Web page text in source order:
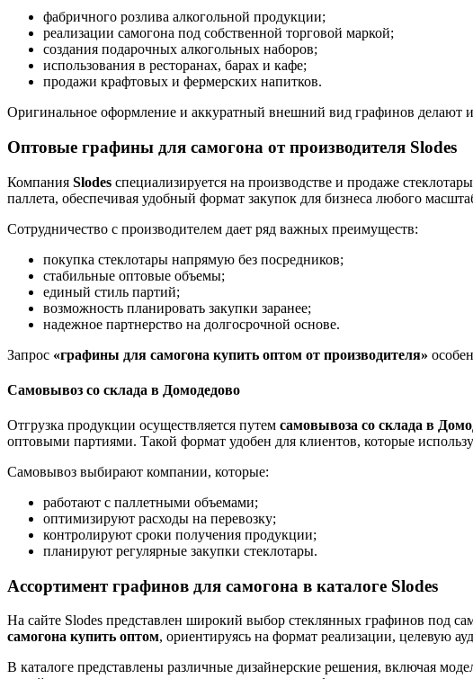
фабричного розлива алкогольной продукции;
реализации самогона под собственной торговой маркой;
создания подарочных алкогольных наборов;
использования в ресторанах, барах и кафе;
продажи крафтовых и фермерских напитков.
Оригинальное оформление и аккуратный внешний вид графинов делают
Оптовые графины для самогона от производителя Slodes
Компания Slodes специализируется на производстве и продаже
паллета, обеспечивая удобный формат закупок для бизнеса любого
Сотрудничество с производителем дает ряд важных преимуществ:
покупка стеклотары напрямую без посредников;
стабильные оптовые объемы;
единый стиль партий;
возможность планировать закупки заранее;
надежное партнерство на долгосрочной основе.
Запрос «графины для самогона купить оптом от производителя»
Самовывоз со склада в Домодедово
Отгрузка продукции осуществляется путем самовывоза со склада в
оптовыми партиями. Такой формат удобен для клиентов, которые
Самовывоз выбирают компании, которые:
работают с паллетными объемами;
оптимизируют расходы на перевозку;
контролируют сроки получения продукции;
планируют регулярные закупки стеклотары.
Ассортимент графинов для самогона в каталоге Slodes
На сайте Slodes представлен широкий выбор стеклянных графинов под
самогона купить оптом, ориентируясь на формат реализации, целевую
В каталоге представлены различные дизайнерские решения, включая